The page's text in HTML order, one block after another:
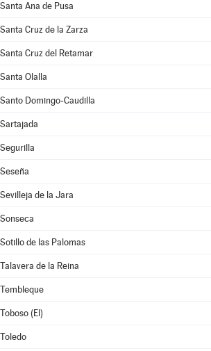
Santa Ana de Pusa
Santa Cruz de la Zarza
Santa Cruz del Retamar
Santa Olalla
Santo Domingo-Caudilla
Sartajada
Segurilla
Seseña
Sevilleja de la Jara
Sonseca
Sotillo de las Palomas
Talavera de la Reina
Tembleque
Toboso (El)
Toledo